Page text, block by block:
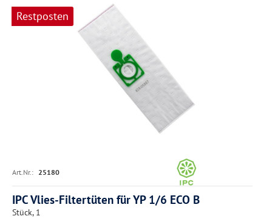
Restposten
Bildergalerie überspringen
Art.Nr.: 25180
IPC Vlies-Filtertüten für YP 1/6 ECO B
Stück, 1